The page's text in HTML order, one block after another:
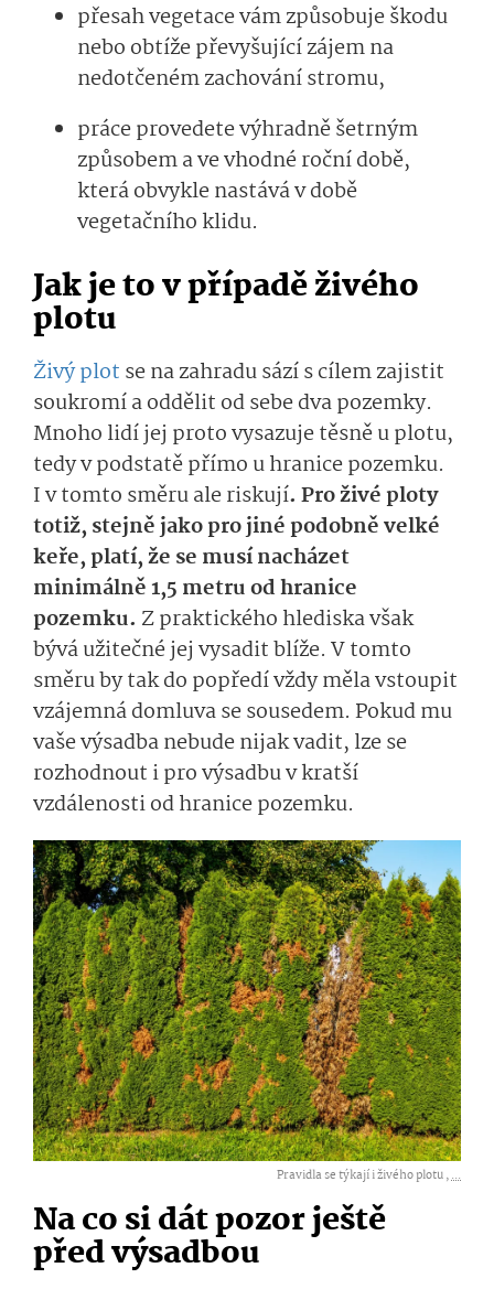
přesah vegetace vám způsobuje škodu
nebo obtíže převyšující zájem na
nedotčeném zachování stromu,
práce provedete výhradně šetrným
způsobem a ve vhodné roční době,
která obvykle nastává v době
vegetačního klidu.
Jak je to v případě živého
plotu
Živý plot se na zahradu sází s cílem zajistit
soukromí a oddělit od sebe dva pozemky.
Mnoho lidí jej proto vysazuje těsně u plotu,
tedy v podstatě přímo u hranice pozemku.
I v tomto směru ale riskují. Pro živé ploty
totiž, stejně jako pro jiné podobně velké
keře, platí, že se musí nacházet
minimálně 1,5 metru od hranice
pozemku. Z praktického hlediska však
bývá užitečné jej vysadit blíže. V tomto
směru by tak do popředí vždy měla vstoupit
vzájemná domluva se sousedem. Pokud mu
vaše výsadba nebude nijak vadit, lze se
rozhodnout i pro výsadbu v kratší
vzdálenosti od hranice pozemku.
Pravidla se týkají i živého plotu ,...
Na co si dát pozor ještě
před výsadbou